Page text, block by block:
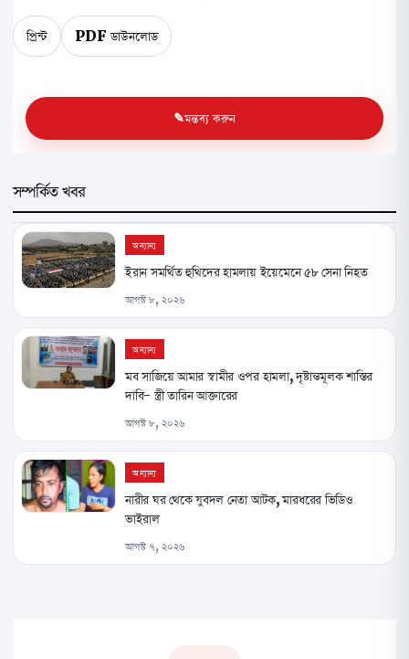
প্রিন্ট PDF ডাউনলোড
মন্তব্য করুন
সম্পর্কিত খবর
অন্যান্য
ইরান সমর্থিত হুথিদের হামলায় ইয়েমেনে ৫৮ সেনা নিহত
আগস্ট ৮, ২০২৬
অন্যান্য
মব সাজিয়ে আমার স্বামীর ওপর হামলা, দৃষ্টান্তমূলক শাস্তির
দাবি- স্ত্রী তারিন আক্তারের
আগস্ট ৮, ২০২৬
অন্যান্য
নারীর ঘর থেকে যুবদল নেতা আটক, মারধরের ভিডিও
ভাইরাল
আগস্ট ৭, ২০২৬